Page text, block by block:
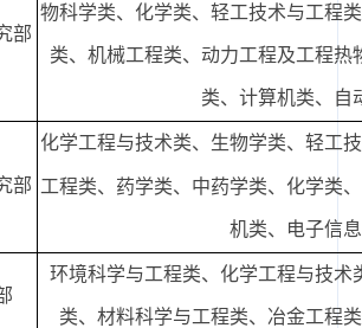
部
物科学类、化学类、轻工技术与工程
类、机械工程类、动力工程及工程热
类、计算机类、自
部
化学工程与技术类、生物学类、轻工
工程类、药学类、中药学类、化学类
机类、 电子信
环境科学与工程类、化学工程与技术
类、材料科学与工程类、冶金工程